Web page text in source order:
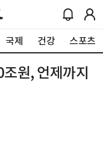
국제 건강 스포츠
원, 언제까지